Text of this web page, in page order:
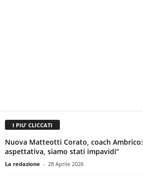
I PIU' CLICCATI
Nuova Matteotti Corato, coach
aspettativa, siamo stati impavidi”
La redazione - 28 Aprile 2026